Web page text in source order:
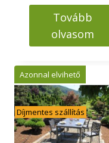
Tovább
olvasom
Azonnal elvihető
Díjmentes szállítás